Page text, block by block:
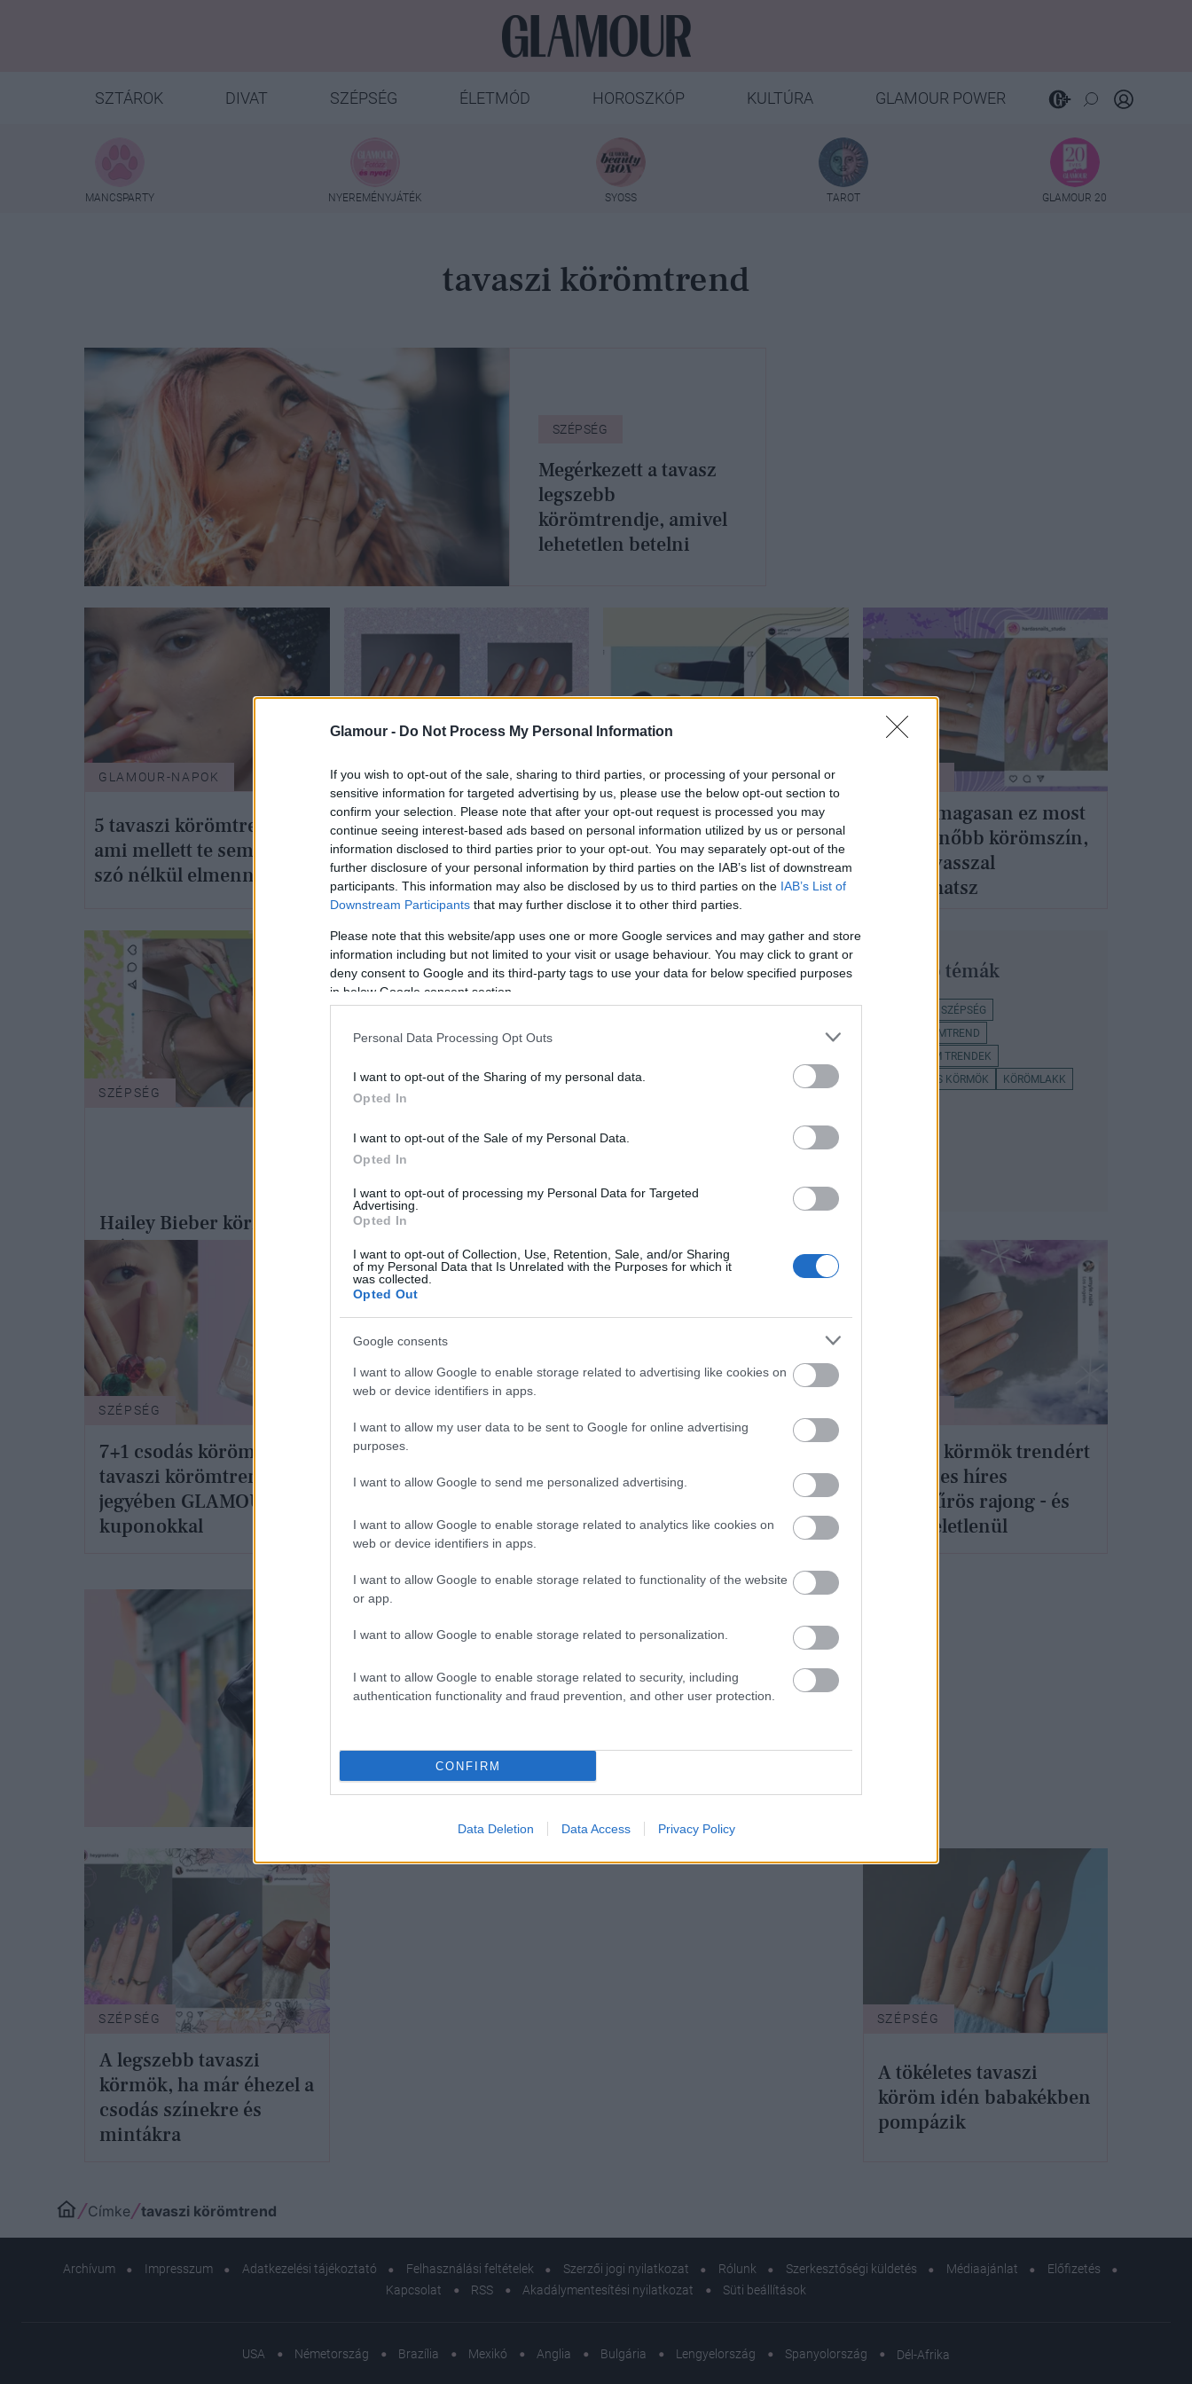
Glamour - Do Not Process My Personal Information
If you wish to opt-out of the sale, sharing to third parties, or processing of your personal or
sensitive information for targeted advertising by us, please use the below opt-out section to
confirm your selection. Please note that after your opt-out request is processed you may
continue seeing interest-based ads based on personal information utilized by us or personal
information disclosed to third parties prior to your opt-out. You may separately opt-out of the
further disclosure of your personal information by third parties on the IAB’s list of downstream
participants. This information may also be disclosed by us to third parties on the IAB’s List of
Downstream Participants that may further disclose it to other third parties.
Please note that this website/app uses one or more Google services and may gather and store
information including but not limited to your visit or usage behaviour. You may click to grant or
deny consent to Google and its third-party tags to use your data for below specified purposes
in below Google consent section.
Personal Data Processing Opt Outs
I want to opt-out of the Sharing of my personal data.
Opted In
I want to opt-out of the Sale of my Personal Data.
Opted In
I want to opt-out of processing my Personal Data for Targeted
Advertising.
Opted In
I want to opt-out of Collection, Use, Retention, Sale, and/or Sharing
of my Personal Data that Is Unrelated with the Purposes for which it
was collected.
Opted Out
Google consents
I want to allow Google to enable storage related to advertising like cookies on
web or device identifiers in apps.
I want to allow my user data to be sent to Google for online advertising
purposes.
I want to allow Google to send me personalized advertising.
I want to allow Google to enable storage related to analytics like cookies on
web or device identifiers in apps.
I want to allow Google to enable storage related to functionality of the website
or app.
I want to allow Google to enable storage related to personalization.
I want to allow Google to enable storage related to security, including
authentication functionality and fraud prevention, and other user protection.
CONFIRM
Data Deletion Data Access Privacy Policy
SZTÁROK DIVAT SZÉPSÉG ÉLETMÓD HOROSZKÓP KULTÚRA GLAMOUR POWER
MANCSPARTY NYEREMÉNYJÁTÉK SYOSS TAROT GLAMOUR 20
tavaszi körömtrend
SZÉPSÉG
Megérkezett a tavasz
legszebb
körömtrendje, amivel
lehetetlen betelni
GLAMOUR-NAPOK
5 tavaszi körömtrend,
ami mellett te sem fogsz
szó nélkül elmenni
SZÉPSÉG
Visszafogott, mégis
gyönyörű: megérkezett a
tavasz hírnöke, a
tündérpor körömtrend
DIVAT
Megérkezett a vajköröm, a
tavasz legelragadóbb
szépségtrendje
Toronymagasan ez most
a legmenőbb körömszín,
amit tavasszal
választhatsz
SZÉPSÉG
Hailey Bieber körme váratlan, és
már most berobbantotta a
fesztivál hangulatot
érkeztek, és mi már most
olvadozunk tőlük
Legnépszerűbb témák
TAVASZI KÖRÖMTREND
SZÉPSÉG
KÖRÖM ÖTLETEK
KÖRÖMTREND
KÖRÖM TRENDEK
TAVASZI KÖRÖM
SZÍNES KÖRMÖK KÖRÖMLAKK
SZÉPSÉG
7+1 csodás körömlakk a
tavaszi körömtrendek
jegyében GLAMOUR
kuponokkal
tavaszi körömtrendek
legmenőbb verzióját
rózsaszín körmök, ha
felvirágoztatnál
A felhő körmök trendért
az összes híres
manikűrös rajong - és
nem véletlenül
SZÉPSÉG
Hailey Bieber körme
még a mázas fánknál
is menőbb
SZÉPSÉG
A legszebb tavaszi
körmök, ha már éhezel a
csodás színekre és
mintákra
SZÉPSÉG
A tökéletes tavaszi
köröm idén babakékben
pompázik
Címke tavaszi körömtrend
Archívum Impresszum Adatkezelési tájékoztató Felhasználási feltételek Szerzői jogi nyilatkozat Rólunk Szerkesztőségi küldetés Médiaajánlat
Előfizetés
Kapcsolat
RSS Akadálymentesítési nyilatkozat Süti beállítások
USA Németország Brazília Mexikó Anglia Bulgária Lengyelország Spanyolország Dél-Afrika